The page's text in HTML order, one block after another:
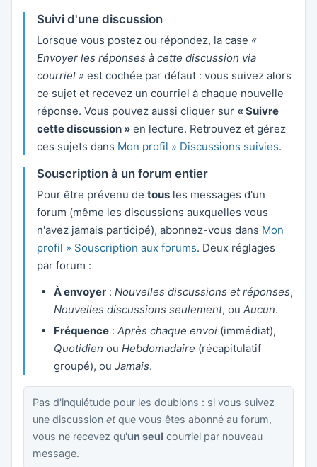
Suivi d'une discussion
Lorsque vous postez ou répondez, la case «
Envoyer les réponses à cette discussion via
courriel » est cochée par défaut : vous suivez alors
ce sujet et recevez un courriel à chaque nouvelle
réponse. Vous pouvez aussi cliquer sur « Suivre
cette discussion » en lecture. Retrouvez et gérez
ces sujets dans Mon profil » Discussions suivies.
Souscription à un forum entier
Pour être prévenu de tous les messages d'un
forum (même les discussions auxquelles vous
n'avez jamais participé), abonnez-vous dans Mon
profil » Souscription aux forums. Deux réglages
par forum :
À envoyer : Nouvelles discussions et réponses,
Nouvelles discussions seulement, ou Aucun.
Fréquence : Après chaque envoi (immédiat),
Quotidien ou Hebdomadaire (récapitulatif
groupé), ou Jamais.
Pas d'inquiétude pour les doublons : si vous suivez
une discussion et que vous êtes abonné au forum,
vous ne recevez qu'un seul courriel par nouveau
message.